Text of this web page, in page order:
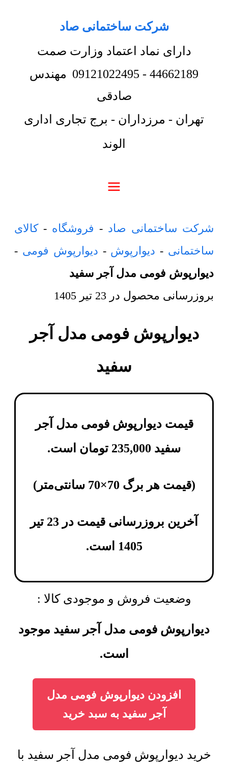
شرکت ساختمانی صاد
دارای نماد اعتماد وزارت صمت
44662189
-
09121022495 مهندس
صادقی
تهران - مرزداران - برج تجاری اداری
الوند
شرکت ساختمانی صاد - فروشگاه -کالای
ساختمانی - دیوارپوش - دیوارپوش فومی -
دیوارپوش فومی مدل آجر سفید
بروزرسانی محصول در 23 تیر 1405
دیوارپوش فومی مدل آجر
سفید
قیمت دیوارپوش فومی مدل آجر
سفید 235,000 تومان است.
(قیمت هر برگ 70×70 سانتی‌متر )
آخرین بروزرسانی قیمت در 23 تیر
1405 است.
وضعیت فروش و موجودی کالا :
دیوارپوش فومی مدل آجر سفید موجود
است.
افزودن دیوارپوش فومی مدل
آجر سفید به سبد خرید
خرید دیوارپوش فومی مدل آجر سفید با